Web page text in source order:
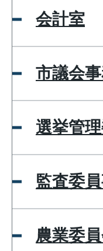
会計室
市議会
選挙管
監査委
農業委